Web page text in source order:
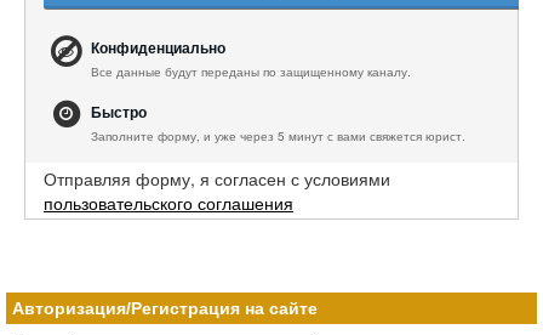
Конфиденциально
Все данные будут переданы по защищенному каналу.
Быстро
Заполните форму, и уже через 5 минут с вами свяжется юрист.
Отправляя форму, я согласен с условиями
пользовательского соглашения
Авторизация/Регистрация на сайте